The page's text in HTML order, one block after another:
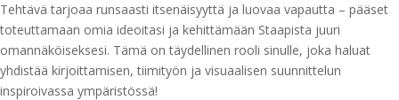
Tehtävä tarjoaa runsaasti itsenäisyyttä ja luovaa vapautta – pääset
toteuttamaan omia ideoitasi ja kehittämään Staapista juuri
omannäköiseksesi. Tämä on täydellinen rooli sinulle, joka haluat
yhdistää kirjoittamisen, tiimityön ja visuaalisen suunnittelun
inspiroivassa ympäristössä!